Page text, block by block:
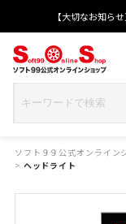
【大切なお知ら
ソフト９９公式オンライン
> ヘッドライト